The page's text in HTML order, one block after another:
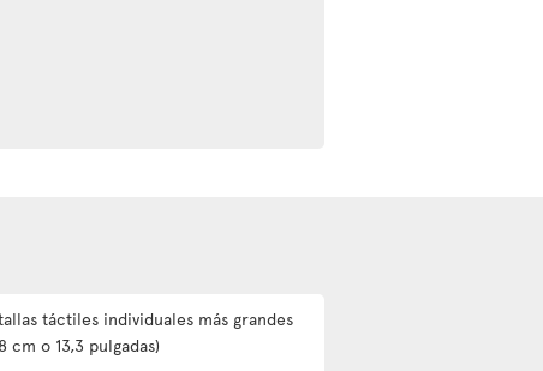
táctiles individuales más grandes
cm o 13,3 pulgadas)